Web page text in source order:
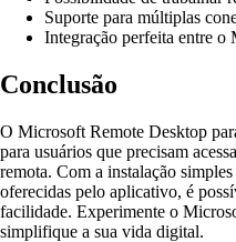
Suporte para múltiplas
Integração perfeita entre o
Conclusão
O Microsoft Remote Desktop
para usuários que precisam
remota. Com a instalação
oferecidas pelo aplicativo, é
facilidade. Experimente o
simplifique a sua vida digital.